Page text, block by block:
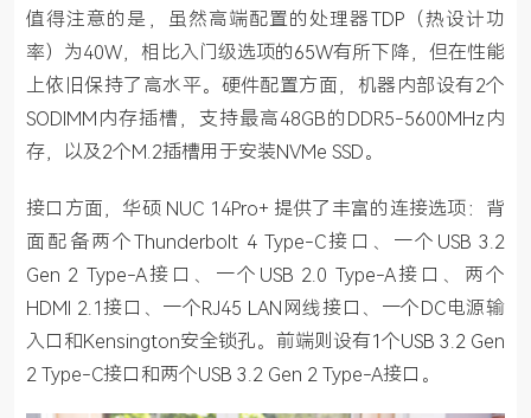
值得注意的是，虽然高端配置的处理器TDP（热设计功
率）为40W，相比入门级选项的65W有所下降，但在性能
上依旧保持了高水平。硬件配置方面，机器内部设有2个
SODIMM内存插槽，支持最高48GB的DDR5-5600MHz内
存，以及2个M.2插槽用于安装NVMe SSD。
接口方面，华硕 NUC 14Pro+ 提供了丰富的连接选项：背
面配备两个Thunderbolt 4 Type-C接口、一个USB 3.2
Gen 2 Type-A接口、一个USB 2.0 Type-A接口、两个
HDMI 2.1接口、一个RJ45 LAN网线接口、一个DC电源输
入口和Kensington安全锁孔。前端则设有1个USB 3.2 Gen
2 Type-C接口和两个USB 3.2 Gen 2 Type-A接口。